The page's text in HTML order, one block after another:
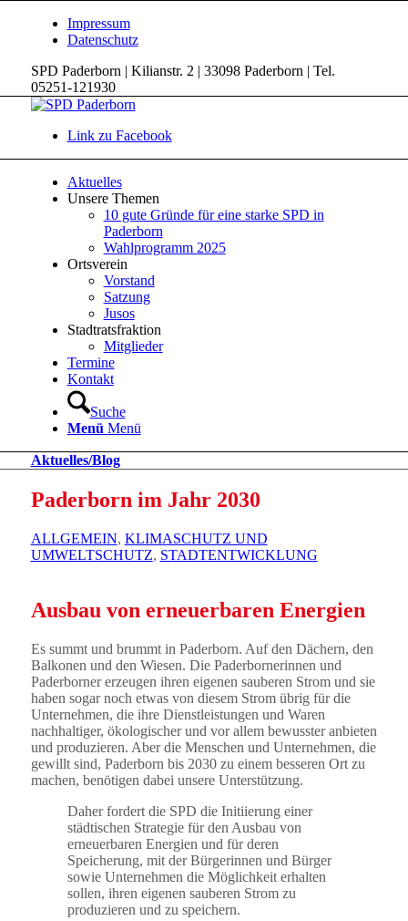
Impressum
Datenschutz
SPD Paderborn | Kilianstr. 2 | 33098 Paderborn | Tel.
05251-121930
Link zu Facebook
Aktuelles
Unsere Themen
10 gute Gründe für eine starke SPD in
Paderborn
Wahlprogramm 2025
Ortsverein
Vorstand
Satzung
Jusos
Stadtratsfraktion
Mitglieder
Termine
Kontakt
Suche
Menü Menü
Aktuelles/Blog
Paderborn im Jahr 2030
ALLGEMEIN, KLIMASCHUTZ UND
UMWELTSCHUTZ, STADTENTWICKLUNG
Ausbau von erneuerbaren Energien
Es summt und brummt in Paderborn. Auf den Dächern, den
Balkonen und den Wiesen. Die Paderbornerinnen und
Paderborner erzeugen ihren eigenen sauberen Strom und sie
haben sogar noch etwas von diesem Strom übrig für die
Unternehmen, die ihre Dienstleistungen und Waren
nachhaltiger, ökologischer und vor allem bewusster anbieten
und produzieren. Aber die Menschen und Unternehmen, die
gewillt sind, Paderborn bis 2030 zu einem besseren Ort zu
machen, benötigen dabei unsere Unterstützung.
Daher fordert die SPD die Initiierung einer
städtischen Strategie für den Ausbau von
erneuerbaren Energien und für deren
Speicherung, mit der Bürgerinnen und Bürger
sowie Unternehmen die Möglichkeit erhalten
sollen, ihren eigenen sauberen Strom zu
produzieren und zu speichern.